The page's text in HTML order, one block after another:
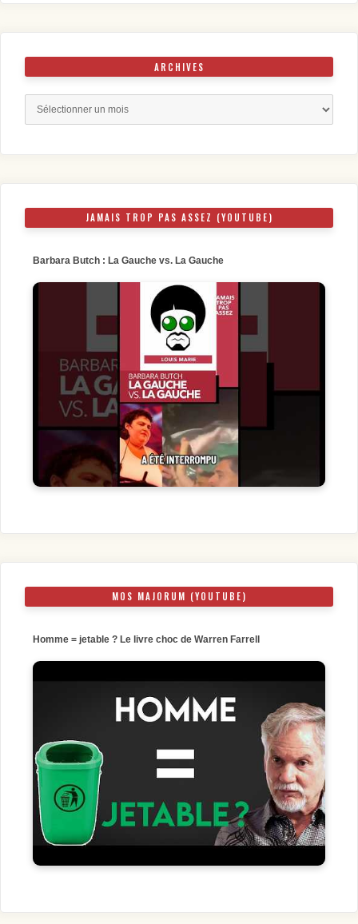
ARCHIVES
JAMAIS TROP PAS ASSEZ (YOUTUBE)
Barbara Butch : La Gauche vs. La Gauche
MOS MAJORUM (YOUTUBE)
Homme = jetable ? Le livre choc de Warren Farrell